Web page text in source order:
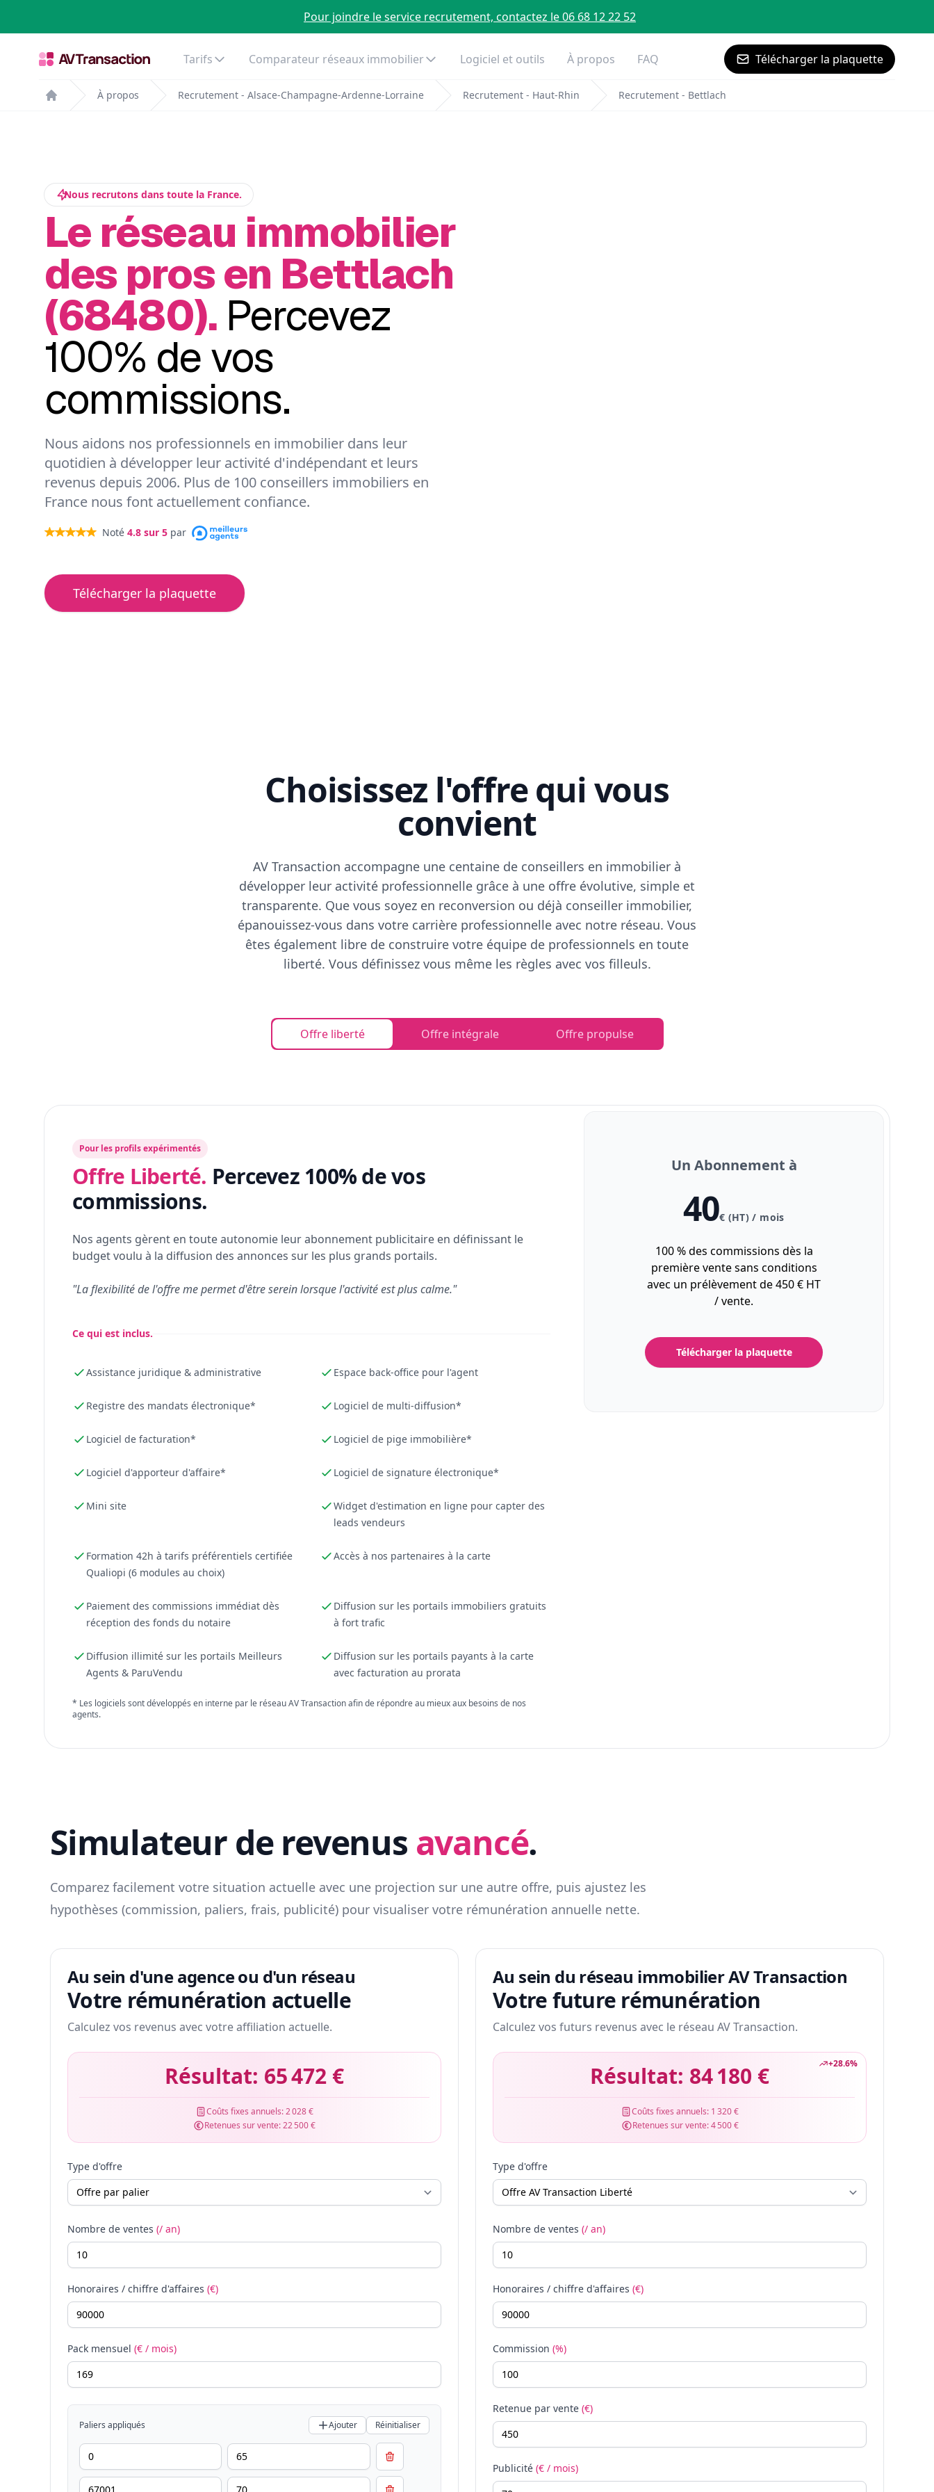
Pour joindre le service recrutement, contactez le 06 68 12 22 52
Tarifs Comparateur réseaux immobilier Logiciel et outils À propos FAQ Télécharger la plaquette
Home
À propos Recrutement - Alsace-Champagne-Ardenne-Lorraine Recrutement - Haut-Rhin Recrutement - Bettlach
Nous recrutons dans toute la France.
Le réseau immobilier
des pros en Bettlach
(68480). Percevez
100% de vos
commissions.
Nous aidons nos professionnels en immobilier dans leur
quotidien à développer leur activité d'indépendant et leurs
revenus depuis 2006. Plus de 100 conseillers immobiliers en
France nous font actuellement confiance.
Noté 4.8 sur 5 par
Télécharger la plaquette
Choisissez l'offre qui vous
convient
AV Transaction accompagne une centaine de conseillers en immobilier à
développer leur activité professionnelle grâce à une offre évolutive, simple et
transparente. Que vous soyez en reconversion ou déjà conseiller immobilier,
épanouissez-vous dans votre carrière professionnelle avec notre réseau. Vous
êtes également libre de construire votre équipe de professionnels en toute
liberté. Vous définissez vous même les règles avec vos filleuls.
Offre liberté Offre intégrale Offre propulse
Pour les profils expérimentés
Offre Liberté. Percevez 100% de vos
commissions.
Nos agents gèrent en toute autonomie leur abonnement publicitaire en définissant le
budget voulu à la diffusion des annonces sur les plus grands portails.
"La flexibilité de l'offre me permet d'être serein lorsque l'activité est plus calme."
Ce qui est inclus.
Assistance juridique & administrative Espace back-office pour l'agent
Registre des mandats électronique* Logiciel de multi-diffusion*
Logiciel de facturation* Logiciel de pige immobilière*
Logiciel d'apporteur d'affaire* Logiciel de signature électronique*
Mini site
Widget d'estimation en ligne pour capter des
leads vendeurs
Formation 42h à tarifs préférentiels certifiée
Qualiopi (6 modules au choix)
Accès à nos partenaires à la carte
Paiement des commissions immédiat dès
réception des fonds du notaire
Diffusion sur les portails immobiliers gratuits
à fort trafic
Diffusion illimité sur les portails Meilleurs
Agents & ParuVendu
Diffusion sur les portails payants à la carte
avec facturation au prorata
* Les logiciels sont développés en interne par le réseau AV Transaction afin de répondre au mieux aux besoins de nos
agents.
Un Abonnement à
40€ (HT) / mois
100 % des commissions dès la
première vente sans conditions
avec un prélèvement de 450 € HT
/ vente.
Télécharger la plaquette
Simulateur de revenus avancé.
Comparez facilement votre situation actuelle avec une projection sur une autre offre, puis ajustez les
hypothèses (commission, paliers, frais, publicité) pour visualiser votre rémunération annuelle nette.
Au sein d'une agence ou d'un réseau
Votre rémunération actuelle
Calculez vos revenus avec votre affiliation actuelle.
Résultat: 65 472 €
Coûts fixes annuels:2 028 €
Retenues sur vente:22 500 €
Type d'offre
Nombre de ventes (/ an)
Honoraires / chiffre d'affaires (€)
Pack mensuel (€ / mois)
Paliers appliqués Ajouter Réinitialiser
Au sein du réseau immobilier AV Transaction
Votre future rémunération
Calculez vos futurs revenus avec le réseau AV Transaction.
+28.6%
Résultat: 84 180 €
Coûts fixes annuels: 1 320 €
Retenues sur vente:4 500 €
Type d'offre
Nombre de ventes (/ an)
Honoraires / chiffre d'affaires (€)
Commission (%)
Retenue par vente (€)
Publicité (€ / mois)